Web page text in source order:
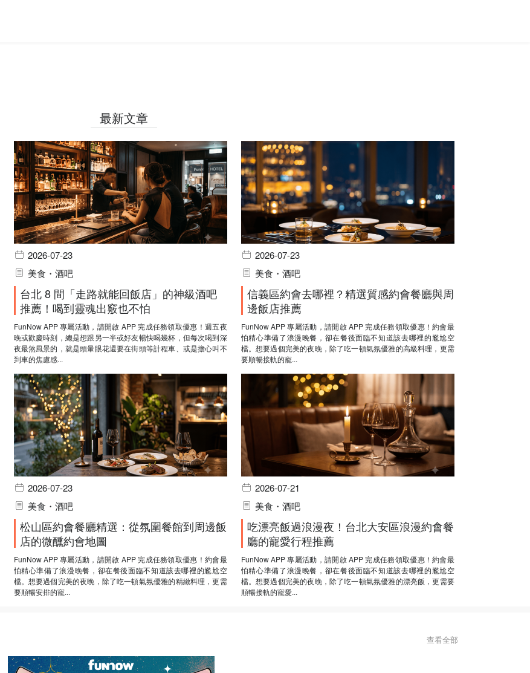
最新文章
2026-07-23
美食・酒吧
台北 8 間「走路就能回飯店」的神級酒吧
推薦！喝到靈魂出竅也不怕
FunNow APP 專屬活動，請開啟 APP 完成任務領取優惠！週五夜
晚或歡慶時刻，總是想跟另一半或好友暢快喝幾杯，但每次喝到深
夜最煞風景的，就是頭暈眼花還要在街頭等計程車、或是擔心叫不
到車的焦慮感...
2026-07-23
美食・酒吧
信義區約會去哪裡？精選質感約會餐廳與周
邊飯店推薦
FunNow APP 專屬活動，請開啟 APP 完成任務領取優惠！約會最
怕精心準備了浪漫晚餐，卻在餐後面臨不知道該去哪裡的尷尬空
檔。想要過個完美的夜晚，除了吃一頓氣氛優雅的高級料理，更需
要順暢接軌的寵...
2026-07-23
美食・酒吧
松山區約會餐廳精選：從氛圍餐館到周邊飯
店的微醺約會地圖
FunNow APP 專屬活動，請開啟 APP 完成任務領取優惠！約會最
怕精心準備了浪漫晚餐，卻在餐後面臨不知道該去哪裡的尷尬空
檔。想要過個完美的夜晚，除了吃一頓氣氛優雅的精緻料理，更需
要順暢安排的寵...
2026-07-21
美食・酒吧
吃漂亮飯過浪漫夜！台北大安區浪漫約會餐
廳的寵愛行程推薦
FunNow APP 專屬活動，請開啟 APP 完成任務領取優惠！約會最
怕精心準備了浪漫晚餐，卻在餐後面臨不知道該去哪裡的尷尬空
檔。想要過個完美的夜晚，除了吃一頓氣氛優雅的漂亮飯，更需要
順暢接軌的寵愛...
查看全部